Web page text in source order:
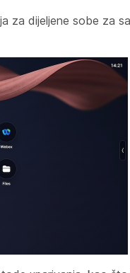
za dijeljene sobe za